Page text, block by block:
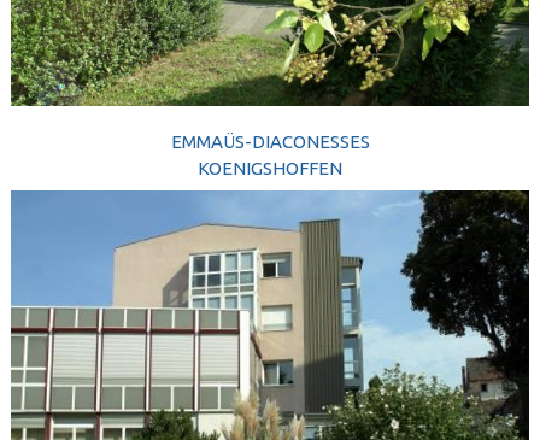
EMMAÜS-DIACONESSES
KOENIGSHOFFEN